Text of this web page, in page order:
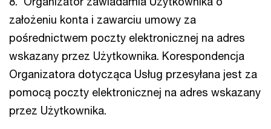
założeniu konta i zawarciu umowy za
pośrednictwem poczty elektronicznej na adres
wskazany przez Użytkownika. Korespondencja
Organizatora dotycząca Usług przesyłana jest za
pomocą poczty elektronicznej na adres wskazany
przez Użytkownika.